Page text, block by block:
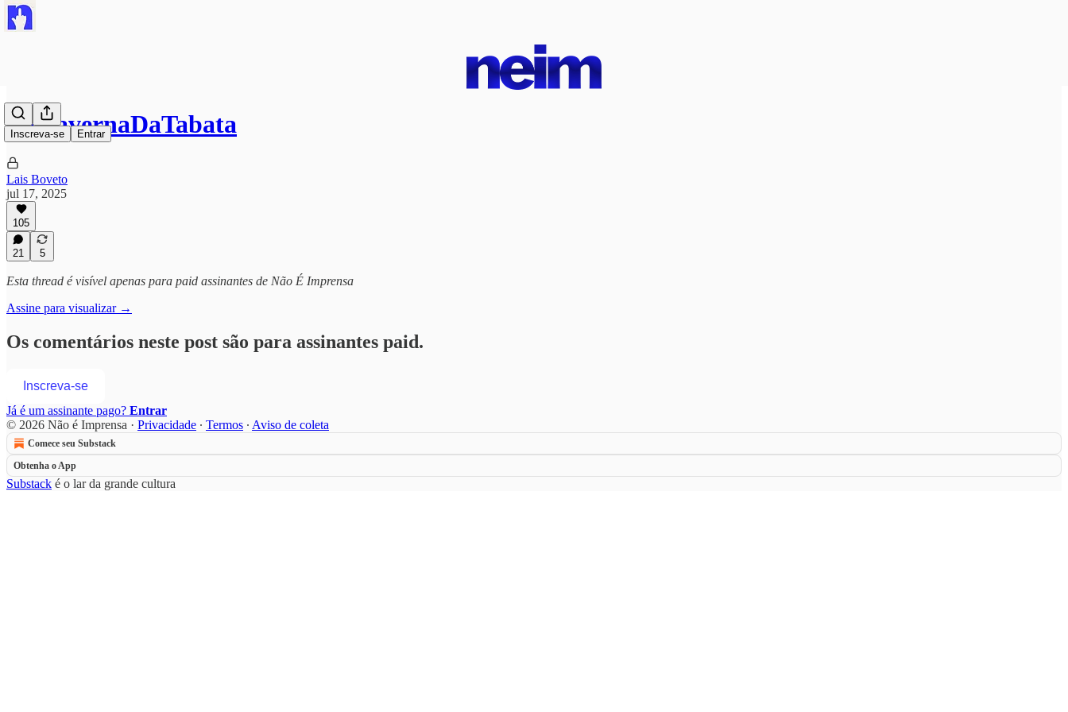
Inscreva-se Entrar
#ACavernaDaTabata
Lais Boveto
jul 17, 2025
105
21 5
Esta thread é visível apenas para paid assinantes de Não É Imprensa
Assine para visualizar →
Os comentários neste post são para assinantes paid.
Inscreva-se
Já é um assinante pago? Entrar
© 2026 Não é Imprensa · Privacidade ∙ Termos ∙ Aviso de coleta
Comece seu Substack
Obtenha o App
Substack é o lar da grande cultura